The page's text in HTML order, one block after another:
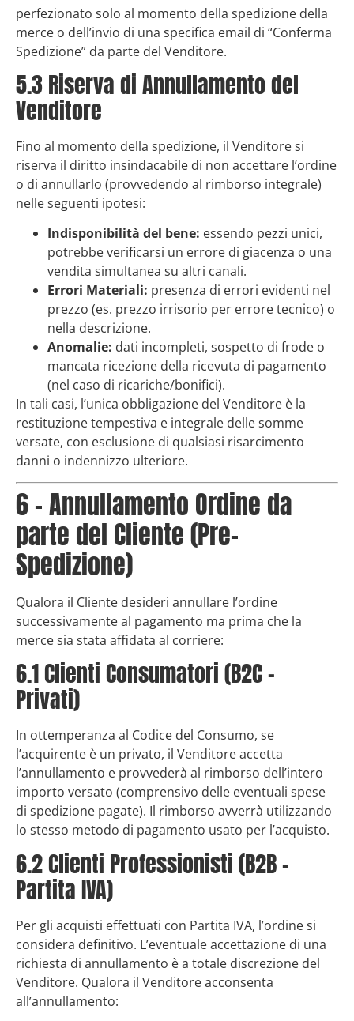
perfezionato solo al momento della spedizione della
merce o dell’invio di una specifica email di “Conferma
Spedizione” da parte del Venditore.
5.3 Riserva di Annullamento del
Venditore
Fino al momento della spedizione, il Venditore si
riserva il diritto insindacabile di non accettare l’ordine
o di annullarlo (provvedendo al rimborso integrale)
nelle seguenti ipotesi:
Indisponibilità del bene: essendo pezzi unici,
potrebbe verificarsi un errore di giacenza o una
vendita simultanea su altri canali.
Errori Materiali: presenza di errori evidenti nel
prezzo (es. prezzo irrisorio per errore tecnico) o
nella descrizione.
Anomalie: dati incompleti, sospetto di frode o
mancata ricezione della ricevuta di pagamento
(nel caso di ricariche/bonifici).
In tali casi, l’unica obbligazione del Venditore è la
restituzione tempestiva e integrale delle somme
versate, con esclusione di qualsiasi risarcimento
danni o indennizzo ulteriore.
6 – Annullamento Ordine da
parte del Cliente (Pre-
Spedizione)
Qualora il Cliente desideri annullare l’ordine
successivamente al pagamento ma prima che la
merce sia stata affidata al corriere:
6.1 Clienti Consumatori (B2C –
Privati)
In ottemperanza al Codice del Consumo, se
l’acquirente è un privato, il Venditore accetta
l’annullamento e provvederà al rimborso dell’intero
importo versato (comprensivo delle eventuali spese
di spedizione pagate). Il rimborso avverrà utilizzando
lo stesso metodo di pagamento usato per l’acquisto.
6.2 Clienti Professionisti (B2B –
Partita IVA)
Per gli acquisti effettuati con Partita IVA, l’ordine si
considera definitivo. L’eventuale accettazione di una
richiesta di annullamento è a totale discrezione del
Venditore. Qualora il Venditore acconsenta
all’annullamento: